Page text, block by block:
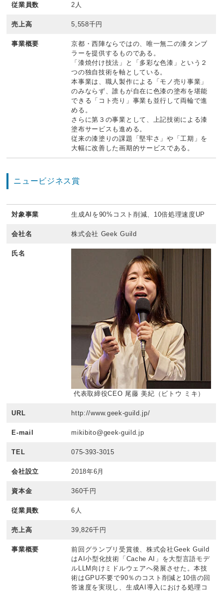
従業員数 2人
売上高 5,558千円
事業概要
京都・西陣ならではの、唯一無二の漆タンブ
ラーを提供するものである。
「漆焼付け技法」と「多彩な色漆」という２
つの独自技術を軸としている。
本事業は、職人製作による「モノ売り事業」
のみならず、誰もが自在に色漆の塗布を堪能
できる「コト売り」事業も並行して両輪で進
める。
さらに第３の事業として、上記技術による漆
塗布サービスも進める。
従来の漆塗りの課題「堅牢さ」や「工期」を
大幅に改善した画期的サービスである。
ニュービジネス賞
対象事業 生成AIを90%コスト削減、10倍処理速度UP
会社名 株式会社 Geek Guild
氏名
代表取締役CEO 尾藤 美紀（ビトウ ミキ）
URL http://www.geek-guild.jp/
E-mail mikibito@geek-guild.jp
TEL 075-393-3015
会社設立 2018年6月
資本金 360千円
従業員数 6人
売上高 39,826千円
事業概要
前回グランプリ受賞後、株式会社Geek Guild
はAI小型化技術「Cache AI」を大型言語モデ
ルLLM向けミドルウェアへ発展させた。本技
術はGPU不要で90％のコスト削減と10倍の回
答速度を実現し、生成AI導入における処理コ